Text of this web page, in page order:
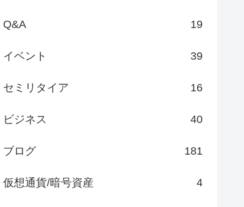
Q&A 19
イベント 39
セミリタイア 16
ビジネス 40
ブログ 181
仮想通貨/暗号資産 4